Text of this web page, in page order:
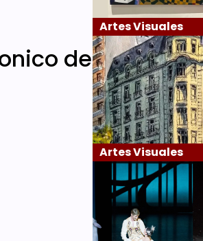
Artes Visuales
de
Artes Visuales